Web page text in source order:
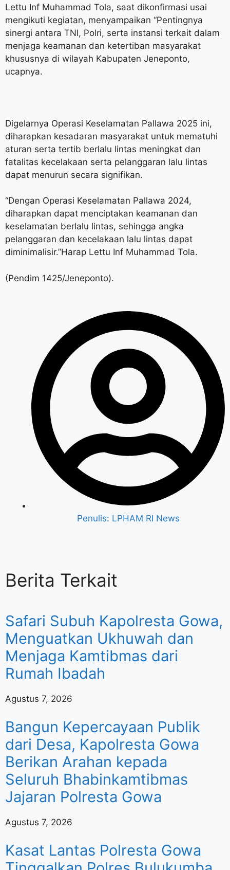
Lettu Inf Muhammad Tola, saat dikonfirmasi usai
mengikuti kegiatan, menyampaikan “Pentingnya
sinergi antara TNI, Polri, serta instansi terkait dalam
menjaga keamanan dan ketertiban masyarakat
khususnya di wilayah Kabupaten Jeneponto,
ucapnya.
Digelarnya Operasi Keselamatan Pallawa 2025 ini,
diharapkan kesadaran masyarakat untuk mematuhi
aturan serta tertib berlalu lintas meningkat dan
fatalitas kecelakaan serta pelanggaran lalu lintas
dapat menurun secara signifikan.
“Dengan Operasi Keselamatan Pallawa 2024,
diharapkan dapat menciptakan keamanan dan
keselamatan berlalu lintas, sehingga angka
pelanggaran dan kecelakaan lalu lintas dapat
diminimalisir.”Harap Lettu Inf Muhammad Tola.
(Pendim 1425/Jeneponto).
Penulis: LPHAM RI News
Berita Terkait
Safari Subuh Kapolresta Gowa,
Menguatkan Ukhuwah dan
Menjaga Kamtibmas dari
Rumah Ibadah
Agustus 7, 2026
Bangun Kepercayaan Publik
dari Desa, Kapolresta Gowa
Berikan Arahan kepada
Seluruh Bhabinkamtibmas
Jajaran Polresta Gowa
Agustus 7, 2026
Kasat Lantas Polresta Gowa